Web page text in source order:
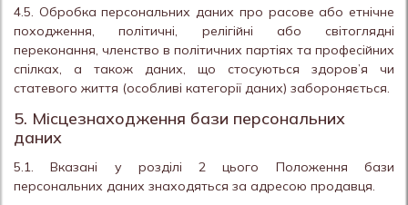
4.5. Обробка персональних даних про расове або етнічне
походження, політичні, релігійні або світоглядні
переконання, членство в політичних партіях та професійних
спілках, а також даних, що стосуються здоров’я чи
статевого життя (особливі категорії даних) забороняється.
5. Місцезнаходження бази персональних
даних
5.1. Вказані у розділі 2 цього Положення бази
персональних даних знаходяться за адресою продавця.